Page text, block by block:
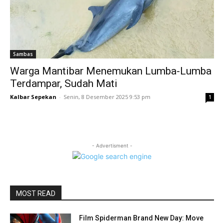
Sambas
Warga Mantibar Menemukan Lumba-Lumba
Terdampar, Sudah Mati
Kalbar Sepekan - Senin, 8 Desember 2025 9:53 pm 1
- Advertisment -
MOST READ
Film Spiderman Brand New Day: Move